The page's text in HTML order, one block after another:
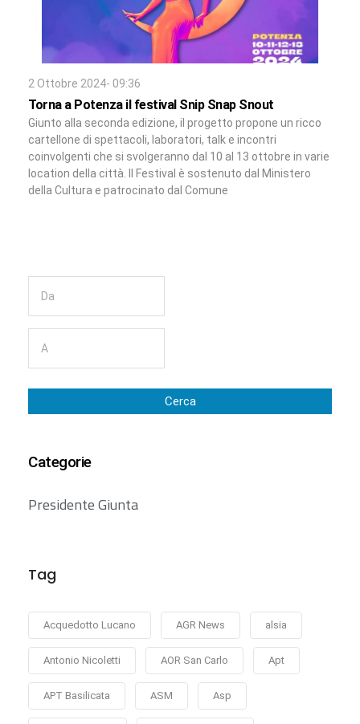
2 Ottobre 2024- 09:36
Torna a Potenza il festival Snip Snap Snout
Giunto alla seconda edizione, il progetto propone un ricco
cartellone di spettacoli, laboratori, talk e incontri
coinvolgenti che si svolgeranno dal 10 al 13 ottobre in varie
location della città. Il Festival è sostenuto dal Ministero
della Cultura e patrocinato dal Comune
Cerca
Categorie
Presidente Giunta
Tag
Acquedotto Lucano AGR News alsia
Antonio Nicoletti AOR San Carlo Apt
APT Basilicata ASM Asp